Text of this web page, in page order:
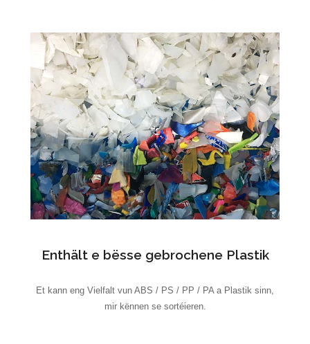
Enthält e bësse gebrochene Plastik
Et kann eng Vielfalt vun ABS / PS / PP / PA a Plastik sinn,
mir kënnen se sortéieren.